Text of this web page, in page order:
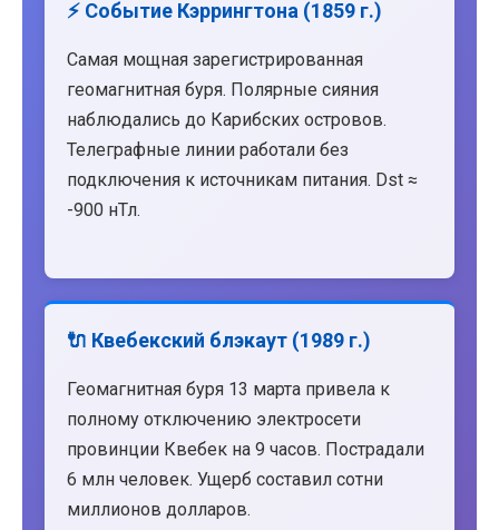
⚡ Событие Кэррингтона (1859 г.)
Самая мощная зарегистрированная
геомагнитная буря. Полярные сияния
наблюдались до Карибских островов.
Телеграфные линии работали без
подключения к источникам питания. Dst ≈
-900 нТл.
🔌 Квебекский блэкаут (1989 г.)
Геомагнитная буря 13 марта привела к
полному отключению электросети
провинции Квебек на 9 часов. Пострадали
6 млн человек. Ущерб составил сотни
миллионов долларов.